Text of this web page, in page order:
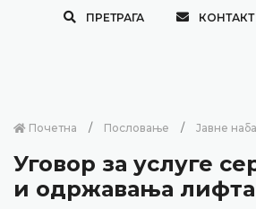
ПРЕТРАГА КОНТАКТ
Почетна Пословање Јавне
Уговор за услуге
и одржавања лифта